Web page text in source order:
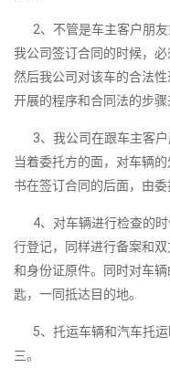
2、不管是车主客户朋友
我公司签订合同的时候，
然后我公司对该车的合法
开展的程序和合同法的步骤
3、我公司在跟车主客户
当着委托方的面，对车辆
书在签订合同的后面，由委
4、对车辆进行检查的时
行登记，同样进行备案和
和身份证原件。同时对车
匙，一同抵达目的地。
5、托运车辆和汽车托运
三。